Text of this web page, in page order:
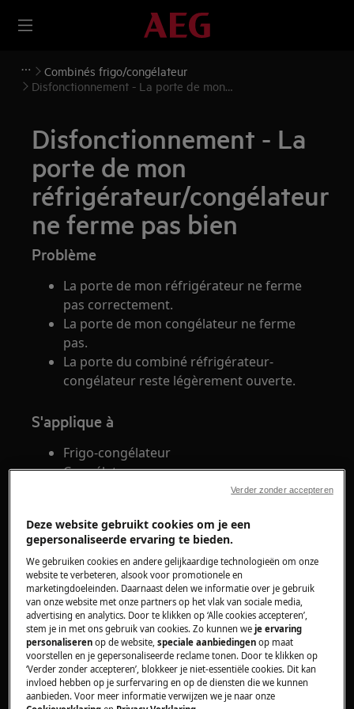
Combinés frigo/congélateur
Disfonctionnement - La porte de mon
Disfonctionnement - La
porte de mon
réfrigérateur/congélateur
ne ferme pas bien
Problème
La porte de mon réfrigérateur ne ferme
pas correctement.
La porte de mon congélateur ne ferme
pas.
La porte du combiné réfrigérateur-
congélateur reste légèrement ouverte.
S'applique à
Frigo-congélateur
Congélateur
Solution
Vérifiez l'étanchéité de la porte.Vérifiez que
le joint de la porte n'est pas tourné vers
l'intérieur. Dans ce cas, essayez de le
replier dans sa position d'origine pour
permettre à la porte de se refermer
correctement.
Si le joint de la porte est sale, il doit être
nettoyé. Vous pouvezproduits de nettoyage
Deze website gebruikt cookies om je een
gepersonaliseerde ervaring te bieden.
We gebruiken cookies en andere gelijkaardige technologieën om onze
website te verbeteren, alsook voor promotionele en
marketingdoeleinden. Daarnaast delen we informatie over je gebruik
van onze website met onze partners op het vlak van sociale media,
advertising en analytics. Door te klikken op ‘Alle cookies accepteren’,
stem je in met ons gebruik van cookies. Zo kunnen weje ervaring
personaliseren op de website,speciale aanbiedingen op maat
voorstellen en je gepersonaliseerde reclame tonen. Door te klikken op
‘Verder zonder accepteren’, blokkeer je niet-essentiële cookies. Dit kan
invloed hebben op je surfervaring en op de diensten die we kunnen
aanbieden. Voor meer informatie verwijzen we je naar onze
Verder zonder accepteren